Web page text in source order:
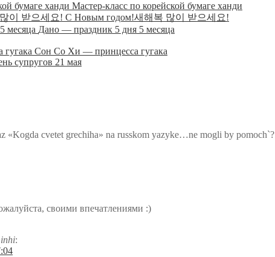
Мастер-класс по корейской бумаге ханди
С Новым годом!새해복 많이 받으세요!
Дано — праздник 5 дня 5 месяца
Сон Со Хи — принцесса гугака
супругов 21 мая
«Kogda cvetet grechiha» na russkom yazyke…ne mogli by pomoch`?
своими впечатлениями :)
: